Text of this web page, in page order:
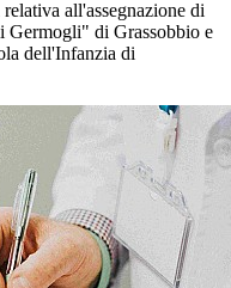
all'assegnazione di
di Grassobbio e
dell'Infanzia di